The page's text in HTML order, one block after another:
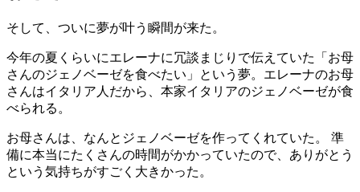
そして、ついに夢が叶う瞬間が来た。
今年の夏くらいにエレーナに冗談まじりで伝えていた「お母
さんのジェノベーゼを食べたい」という夢。エレーナのお母
さんはイタリア人だから、本家イタリアのジェノベーゼが食
べられる。
お母さんは、なんとジェノベーゼを作ってくれていた。 準
備に本当にたくさんの時間がかかっていたので、ありがとう
という気持ちがすごく大きかった。